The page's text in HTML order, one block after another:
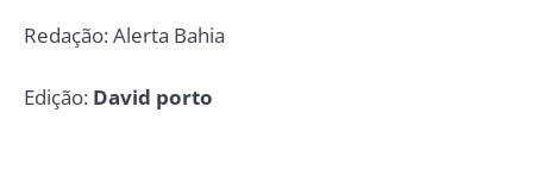
Redação: Alerta Bahia
Edição: David porto